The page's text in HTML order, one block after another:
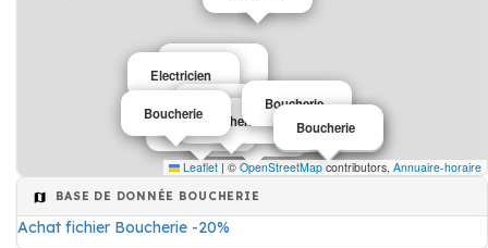
Boucherie
Boucherie
Boucherie
Electricien
Boucherie
Boucherie
Boucherie
Boucherie
Boucherie
Boucherie
Leaflet | © OpenStreetMap contributors, Annuaire-horaire
BASE DE DONNÉE BOUCHERIE
Achat fichier Boucherie -20%